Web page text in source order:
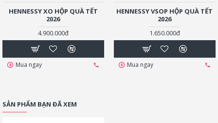
HENNESSY XO HỘP QUÀ TẾT
2026
4.900.000đ
Mua ngay
HENNESSY VSOP HỘP QUÀ TẾT
2026
1.650.000đ
Mua ngay
SẢN PHẨM BẠN ĐÃ XEM